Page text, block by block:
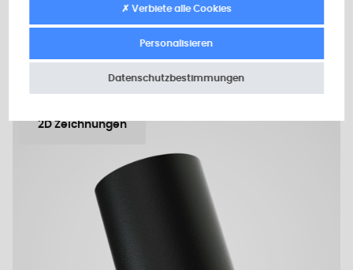
Zur Anfrage hinzufügen
2D Zeichnungen
✗ Verbiete alle Cookies
Personalisieren
Datenschutzbestimmungen